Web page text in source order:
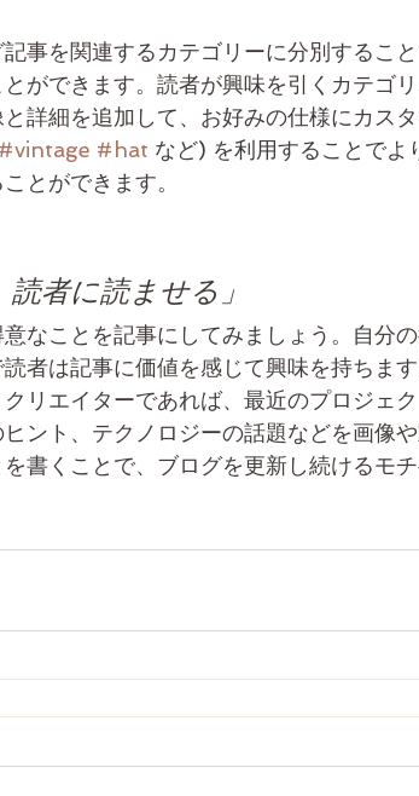
事を関連するカテゴリーに分別するこ
ができます。読者が興味を引くカテゴ
詳細を追加して、お好みの仕様にカスタ
#vintage #hat など) を利用することでよ
とができます。
読者に読ませる」
なことを記事にしてみましょう。自分
者は記事に価値を感じて興味を持ちま
リエイターであれば、最近のプロジェ
ント、テクノロジーの話題などを画像
書くことで、ブログを更新し続けるモ